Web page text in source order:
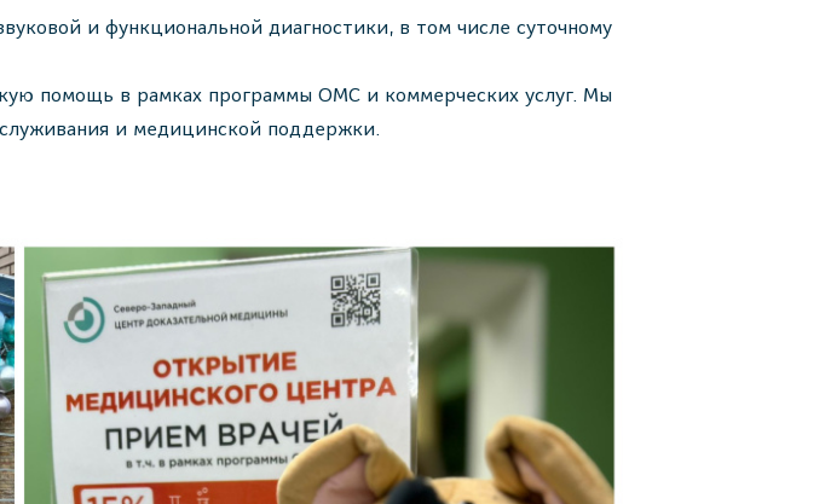
и функциональной диагностики, в том числе суточному
помощь в рамках программы ОМС и коммерческих услуг. Мы
и медицинской поддержки.